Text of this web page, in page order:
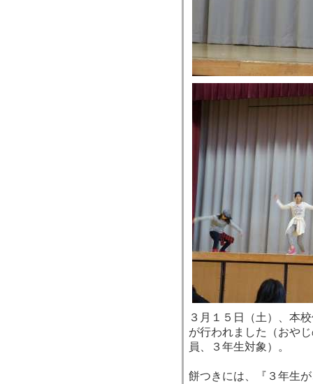
３月１５日（土）、本
が行われました（おや
員、３年生対象）。
餅つきには、『３年生